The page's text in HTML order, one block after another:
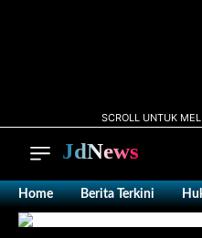
SCROLL UNTUK
JdNews
Home Berita Terkini